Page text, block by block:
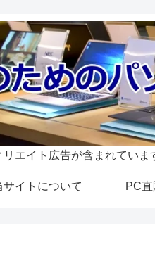
エイト広告が含まれていま
サイトについて PC直